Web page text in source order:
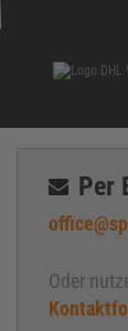
Per
Oder